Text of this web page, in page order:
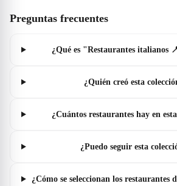
Preguntas frecuentes
¿Qué es "Restaurantes italianos
¿Quién creó esta
¿Cuántos restaurantes hay en
¿Puedo seguir esta
¿Cómo se seleccionan los restaurantes